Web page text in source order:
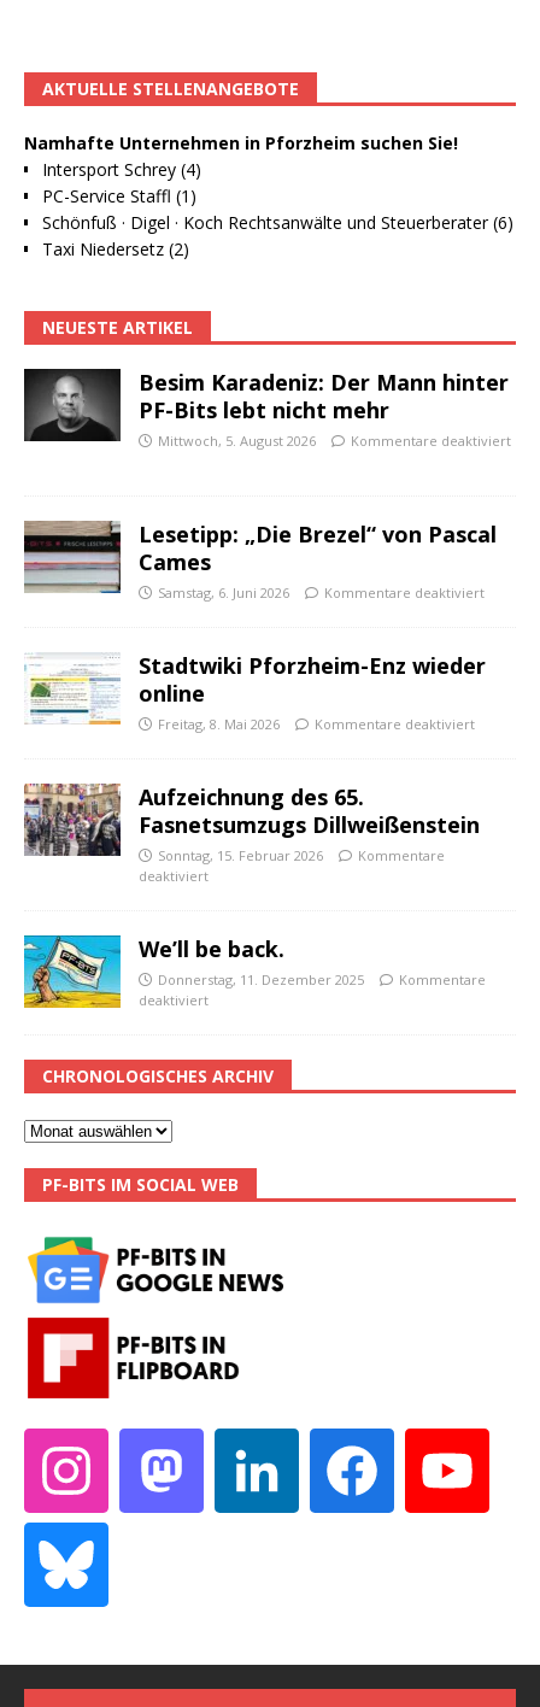
AKTUELLE STELLENANGEBOTE
Namhafte Unternehmen in Pforzheim suchen Sie!
Intersport Schrey (4)
PC-Service Staffl (1)
Schönfuß · Digel · Koch Rechtsanwälte und Steuerberater (6)
Taxi Niedersetz (2)
NEUESTE ARTIKEL
Besim Karadeniz: Der Mann hinter
PF-Bits lebt nicht mehr
Mittwoch, 5. August 2026 Kommentare deaktiviert
Lesetipp: „Die Brezel“ von Pascal
Cames
Samstag, 6. Juni 2026 Kommentare deaktiviert
Stadtwiki Pforzheim-Enz wieder
online
Freitag, 8. Mai 2026 Kommentare deaktiviert
Aufzeichnung des 65.
Fasnetsumzugs Dillweißenstein
Sonntag, 15. Februar 2026
Kommentare
deaktiviert
We’ll be back.
Donnerstag, 11. Dezember 2025
Kommentare
deaktiviert
CHRONOLOGISCHES ARCHIV
PF-BITS IM SOCIAL WEB